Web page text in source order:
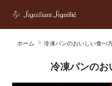
ホーム 冷凍パンのおいしい食べ
冷凍パンの